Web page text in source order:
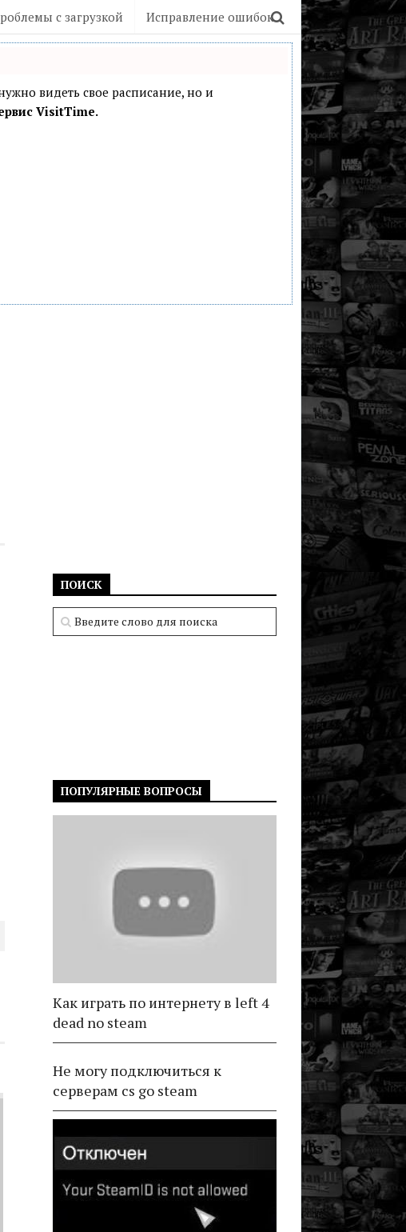
с загрузкой Исправление ошибок
видеть свое расписание, но и
VisitTime.
ПОИСК
ПОПУЛЯРНЫЕ ВОПРОСЫ
Как играть по интернету в left 4
dead no steam
Не могу подключиться к
серверам cs go steam